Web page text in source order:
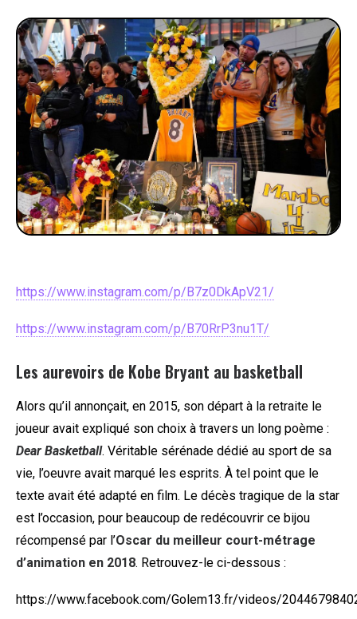
https://www.instagram.com/p/B7z0DkApV21/
https://www.instagram.com/p/B70RrP3nu1T/
Les aurevoirs de Kobe Bryant au basketball
Alors qu’il annonçait, en 2015, son départ à la retraite le
joueur avait expliqué son choix à travers un long poème :
Dear Basketball. Véritable sérénade dédié au sport de sa
vie, l’oeuvre avait marqué les esprits. À tel point que le
texte avait été adapté en film. Le décès tragique de la star
est l’occasion, pour beaucoup de redécouvrir ce bijou
récompensé par l’Oscar du meilleur court-métrage
d’animation en 2018. Retrouvez-le ci-dessous :
https://www.facebook.com/Golem13.fr/videos/